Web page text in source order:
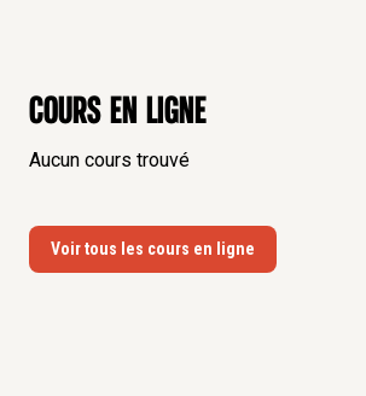
Cours en ligne
Aucun cours trouvé
Voir tous les cours en ligne